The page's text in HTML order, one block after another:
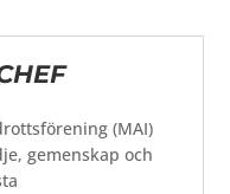
(MAI)
gemenskap och